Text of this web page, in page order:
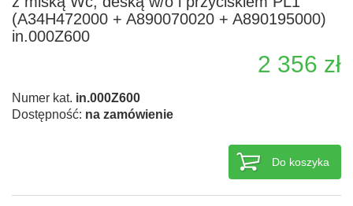
(A34H472000 + A890070020 + A890195000)
in.000Z600
2 356 zł
Numer kat. in.000Z600
Dostępność: na zamówienie
Do koszyka